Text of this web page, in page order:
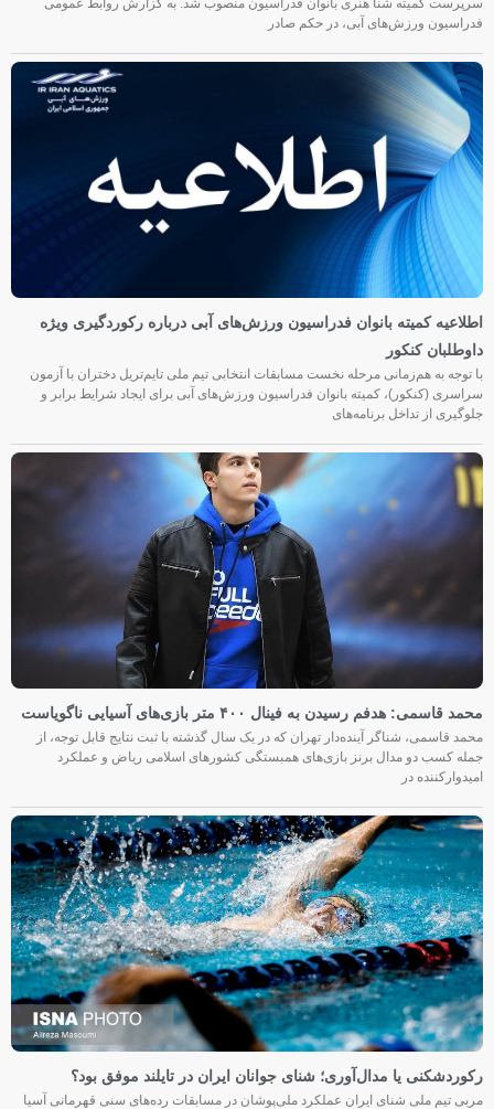
فدراسیون ورزش‌های آبی، در حکم صادر
اطلاعیه کمیته بانوان فدراسیون ورزش‌های آبی درباره رکوردگیری ویژه
داوطلبان کنکور
با توجه به هم‌زمانی مرحله نخست مسابقات انتخابی تیم ملی تایم‌تریل دختران با آزمون
سراسری (کنکور)، کمیته بانوان فدراسیون ورزش‌های آبی برای ایجاد شرایط برابر و
جلوگیری از تداخل برنامه‌های
محمد قاسمی: هدفم رسیدن به فینال ۴۰۰ متر بازی‌های آسیایی ناگویاست
محمد قاسمی، شناگر آینده‌دار تهران که در یک سال گذشته با ثبت نتایج قابل توجه، از
جمله کسب دو مدال برنز بازی‌های همبستگی کشورهای اسلامی ریاض و عملکرد
امیدوارکننده در
رکوردشکنی یا مدال‌آوری؛ شنای جوانان ایران در تایلند موفق بود؟
مربی تیم ملی شنای ایران عملکرد ملی‌پوشان در مسابقات رده‌های سنی قهرمانی آسیا